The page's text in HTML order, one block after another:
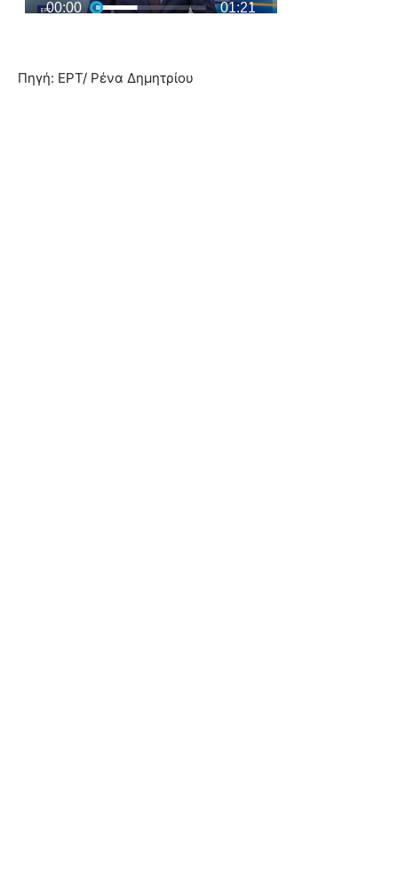
Πηγή: ΕΡΤ/ Ρένα Δημητρίου